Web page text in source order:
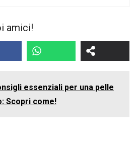
amici!
essenziali per una pelle
Scopri come!